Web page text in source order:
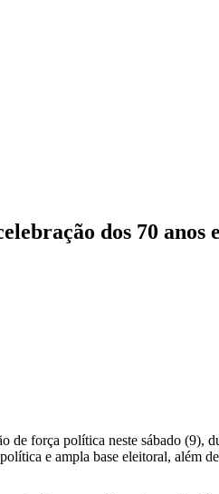
dos 70
força política neste sábado (9),
e ampla base eleitoral,